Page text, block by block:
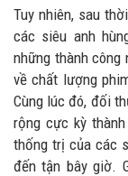
Tuy nhiên, sau
các siêu anh
những thành công
về chất lượng
Cùng lúc đó, đối
rộng cực kỳ
thống trị của các
đến tận bây giờ.